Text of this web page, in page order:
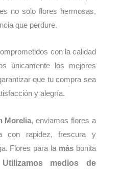
no solo flores hermosas,
que perdure.
con la calidad
únicamente los mejores
que tu compra sea
y alegría.
Morelia, enviamos flores a
con rapidez, frescura y
Flores para la más bonita
Utilizamos medios de